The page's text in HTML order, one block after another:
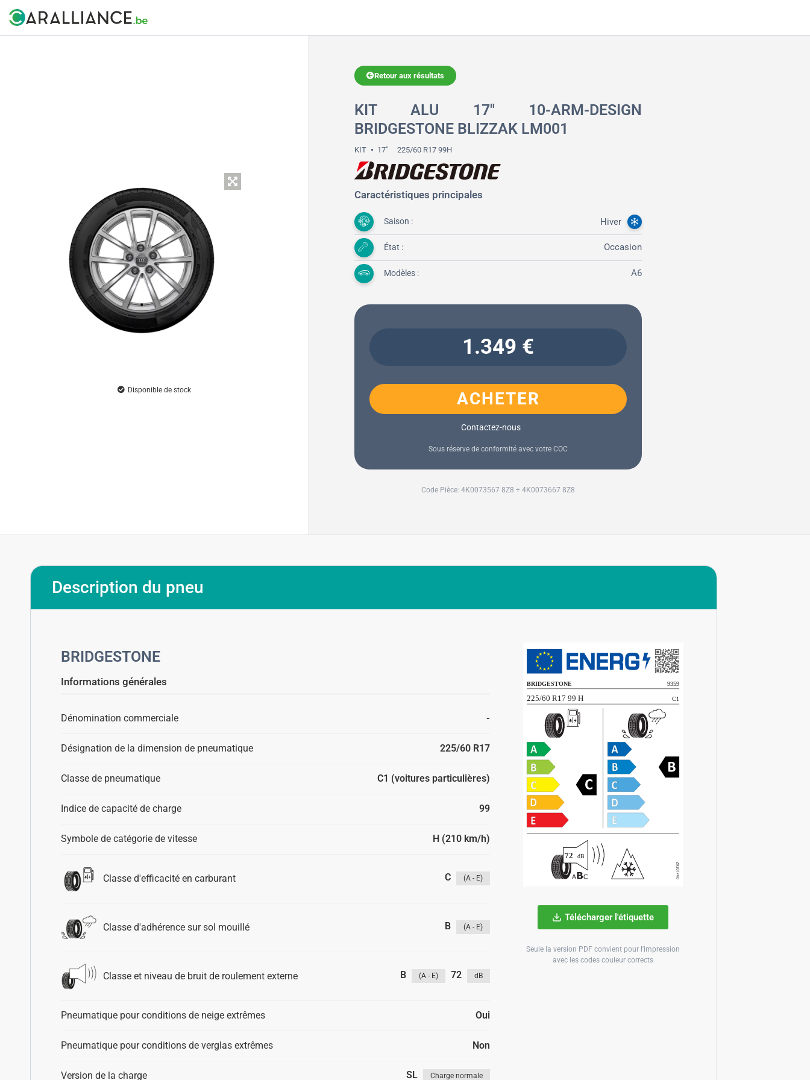
Disponible de stock
Retour aux résultats
KIT ALU 17″ 10-ARM-DESIGN
BRIDGESTONE BLIZZAK LM001
KIT 17" 225/60 R17 99H
Caractéristiques principales
Saison : Hiver
État : Occasion
Modèles : A6
1.349 €
ACHETER
Contactez-nous
Sous réserve de conformité avec votre COC
Code Pièce: 4K0073567 8Z8 + 4K0073667 8Z8
Description du pneu
BRIDGESTONE
Informations générales
Dénomination commerciale -
Désignation de la dimension de pneumatique 225/60 R17
Classe de pneumatique C1 (voitures particulières)
Indice de capacité de charge 99
Symbole de catégorie de vitesse H (210 km/h)
Classe d'efficacité en carburant C (A - E)
Classe d'adhérence sur sol mouillé B (A - E)
Classe et niveau de bruit de roulement externe B (A - E) 72 dB
Pneumatique pour conditions de neige extrêmes Oui
Pneumatique pour conditions de verglas extrêmes Non
Version de la charge SL Charge normale
Télécharger l'étiquette
Seule la version PDF convient pour l'impression
avec les codes couleur corrects